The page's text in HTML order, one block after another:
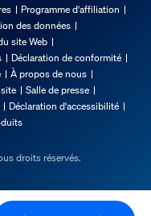
Programme d'affiliation
des données
site Web
Déclaration de conformité
À propos de nous
Salle de presse
Déclaration d'accessibilité
droits réservés.